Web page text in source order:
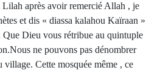
après avoir remercié Allah , je
et dis « diassa kalahou Kaïraan »
Dieu vous rétribue au quintuple
ne pouvons pas dénombrer
village. Cette mosquée même , ce